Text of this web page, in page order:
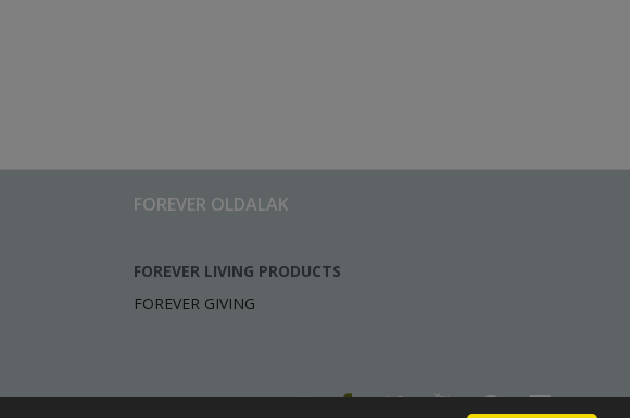
FOREVER OLDALAK
FOREVER LIVING PRODUCTS
FOREVER GIVING